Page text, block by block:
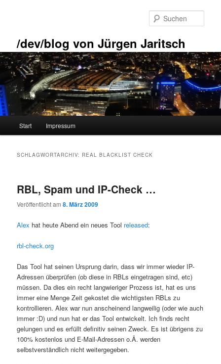
/dev/blog von Jürgen Jaritsch
Start Impressum
SCHLAGWORTARCHIV: REAL BLACKLIST CHECK
RBL, Spam und IP-Check …
Veröffentlicht am8. März 2009
Alex hat heute Abend ein neues Tool released:
rbl-check.org
Das Tool hat seinen Ursprung darin, dass wir immer wieder IP-
Adressen überprüfen (ob diese in RBLs eingetragen sind, etc)
müssen. Da dies ein recht langwieriger Prozess ist, hat es uns
immer eine Menge Zeit gekostet die wichtigsten RBLs zu
kontrollieren. Alex war nun anscheinend langweilig (oder wie auch
immer :D) und nun hat er das Tool entwickelt. Ich finds recht
gelungen und es erfüllt definitiv seinen Zweck. Es ist übrigens zu
100% kostenlos und E-Mail-Adressen o.Ä. werden
selbstverständlich nicht weitergegeben.